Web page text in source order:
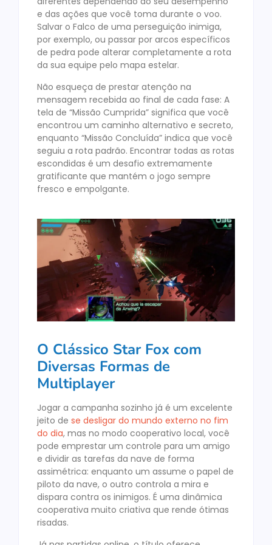
e das ações que você toma durante o voo.
Salvar o Falco de uma perseguição inimiga,
por exemplo, ou passar por arcos específicos
de pedra pode alterar completamente a rota
da sua equipe pelo mapa estelar.
Não esqueça de prestar atenção na
mensagem recebida ao final de cada fase: A
tela de “Missão Cumprida” significa que você
encontrou um caminho alternativo e secreto,
enquanto “Missão Concluída” indica que você
seguiu a rota padrão. Encontrar todas as rotas
escondidas é um desafio extremamente
gratificante que mantém o jogo sempre
fresco e empolgante.
O Clássico Star Fox com
Diversas Formas de
Multiplayer
Jogar a campanha sozinho já é um excelente
jeito de se desligar do mundo externo no fim
do dia, mas no modo cooperativo local, você
pode emprestar um controle para um amigo
e dividir as tarefas da nave de forma
assimétrica: enquanto um assume o papel de
piloto da nave, o outro controla a mira e
dispara contra os inimigos. É uma dinâmica
cooperativa muito criativa que rende ótimas
risadas.